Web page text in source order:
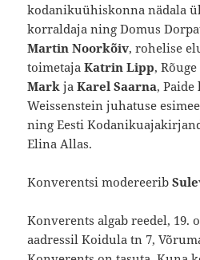
kodanikuühiskonna nädala
korraldaja ning Domus
Martin Noorkõiv, rohelise
toimetajaKatrin Lipp,
Mark jaKarel Saarna,
Weissenstein juhatuse
ning Eesti
Elina Allas.
Konverentsi modereerib
Konverents algab reedel, 19.
aadressil Koidula tn 7,